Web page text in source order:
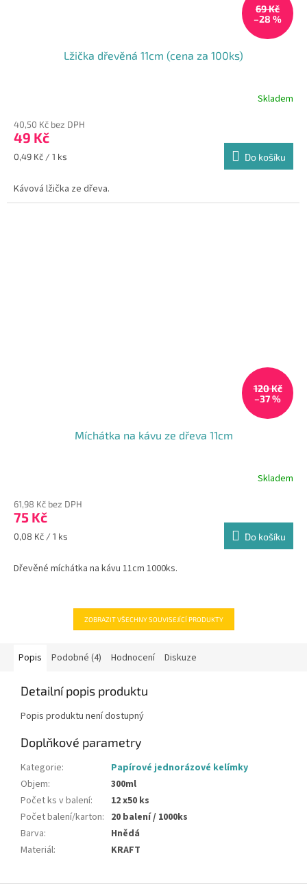
69 Kč
–28 %
Lžička dřevěná 11cm (cena za 100ks)
produktu
je
5,0
hvězdiček.
Skladem
40,50 Kč bez DPH
49 Kč
Měrná
0,49 Kč / 1 ks Do košíku
Kávová lžička ze dřeva.
120 Kč
–37 %
Míchátka na kávu ze dřeva 11cm
Skladem
61,98 Kč bez DPH
75 Kč
Měrná
0,08 Kč / 1 ks Do košíku
Dřevěné míchátka na kávu 11cm 1000ks.
ZOBRAZIT VŠECHNY SOUVISEJÍCÍ PRODUKTY
Popis Podobné (4) Hodnocení Diskuze
Detailní popis produktu
Popis produktu není dostupný
Doplňkové parametry
Kategorie:
Papírové jednorázové kelímky
Objem:
300ml
Počet ks v balení:
12 x50 ks
Počet balení/karton: 20 balení / 1000ks
Barva:
Hnědá
Materiál: KRAFT